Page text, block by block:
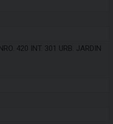
420 INT. 301 URB. JARDIN